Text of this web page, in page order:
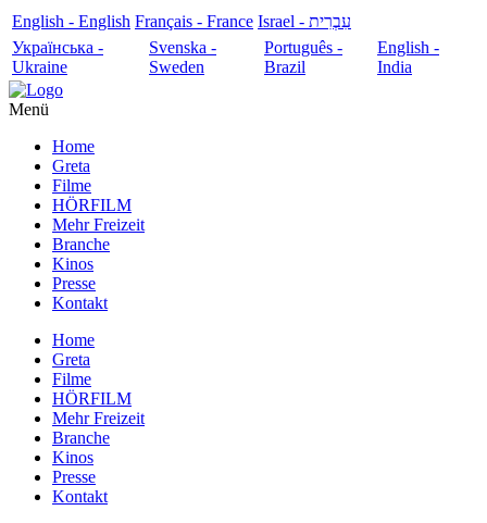
English - English Français - France
עִבְרִית - Israel
Українська -
Ukraine
Svenska -
Sweden
Português -
Brazil
English -
India
Menü
Home
Greta
Filme
HÖRFILM
Mehr Freizeit
Branche
Kinos
Presse
Kontakt
Home
Greta
Filme
HÖRFILM
Mehr Freizeit
Branche
Kinos
Presse
Kontakt